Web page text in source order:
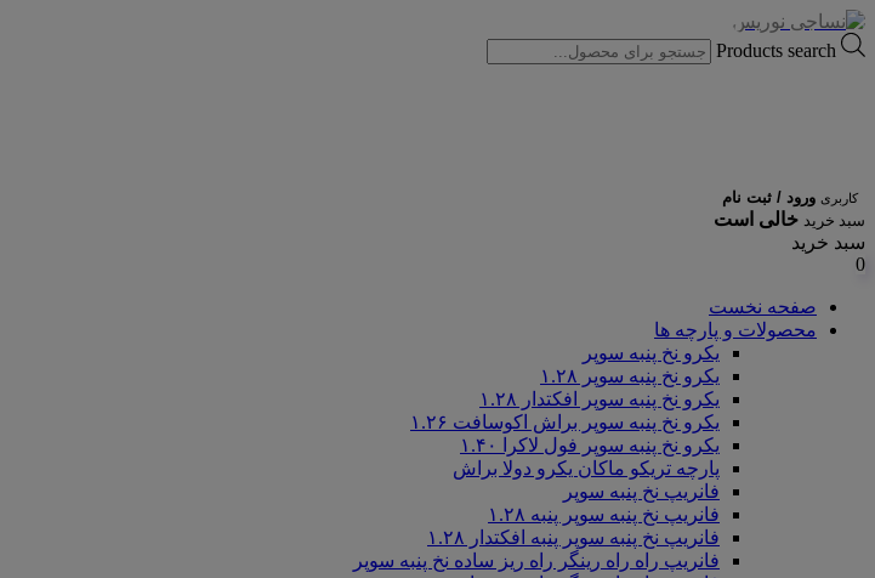
Products search
کاربری ورود / ثبت نام
سبد خرید خالی است
سبد خرید
0
صفحه نخست
محصولات و پارچه ها
یکرو نخ پنبه سوپر
یکرو نخ پنبه سوپر ۱.۲۸
یکرو نخ پنبه سوپر افکتدار ۱.۲۸
یکرو نخ پنبه سوپر براش اکوسافت ۱.۲۶
یکرو نخ پنبه سوپر فول لاکرا ۱.۴۰
پارچه تریکو ماکان یکرو دولا براش
فانریپ نخ پنبه سوپر
فانریپ نخ پنبه سوپر پنبه ۱.۲۸
فانریپ نخ پنبه سوپر پنبه افکتدار ۱.۲۸
فانریپ راه راه رینگر راه ریز ساده نخ پنبه سوپر